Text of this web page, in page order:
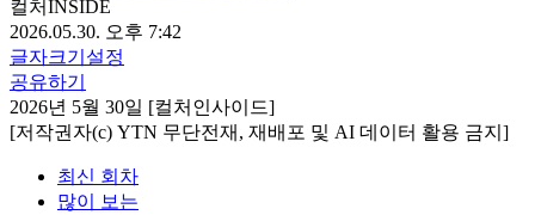
컬처INSIDE
2026.05.30. 오후 7:42
글자크기설정
공유하기
2026년 5월 30일 [컬처인사이드]
[저작권자(c) YTN 무단전재, 재배포 및 AI 데이터 활용 금지]
최신 회차
많이 보는